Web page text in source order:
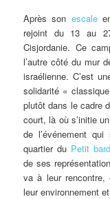
Après son escale
rejoint du 13 au
Cisjordanie. Ce
l’autre côté du mur
israélienne. C’est
solidarité «
plutôt dans le cadre
court, là où s’initie
de l’événement
quartier duPetit bard
de ses
va à leur rencontre,
leur environnement